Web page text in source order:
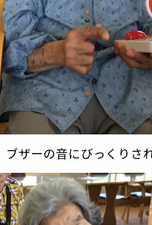
ブザーの音にびっくりさ